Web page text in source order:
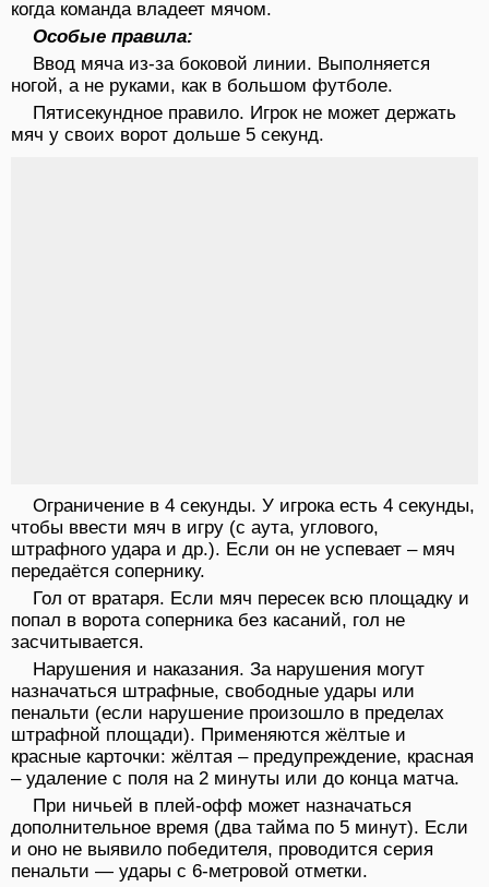
когда команда владеет мячом.
Особые правила:
Ввод мяча из-за боковой линии. Выполняется
ногой, а не руками, как в большом футболе.
Пятисекундное правило. Игрок не может держать
мяч у своих ворот дольше 5 секунд.
Ограничение в 4 секунды. У игрока есть 4 секунды,
чтобы ввести мяч в игру (с аута, углового,
штрафного удара и др.). Если он не успевает – мяч
передаётся сопернику.
Гол от вратаря. Если мяч пересек всю площадку и
попал в ворота соперника без касаний, гол не
засчитывается.
Нарушения и наказания. За нарушения могут
назначаться штрафные, свободные удары или
пенальти (если нарушение произошло в пределах
штрафной площади). Применяются жёлтые и
красные карточки: жёлтая – предупреждение, красная
– удаление с поля на 2 минуты или до конца матча.
При ничьей в плей-офф может назначаться
дополнительное время (два тайма по 5 минут). Если
и оно не выявило победителя, проводится серия
пенальти — удары с 6-метровой отметки.